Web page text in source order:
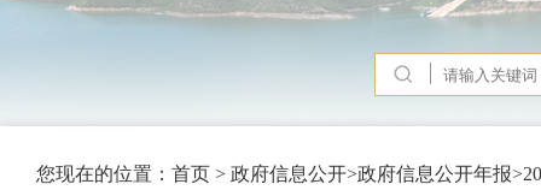
您现在的位置： 首页 > 政府信息公开>政府信息公开年报>